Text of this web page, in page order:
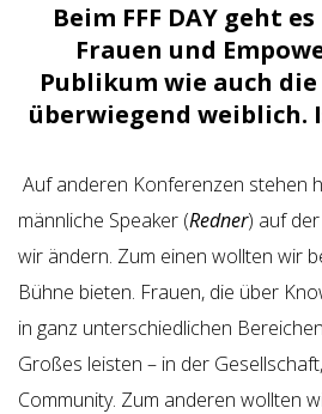
Beim FFF DAY geht
Frauen und
Publikum wie auch
überwiegend weiblich.
Auf anderen Konferenzen stehen
männliche Speaker (Redner) auf
wir ändern. Zum einen wollten wir
Bühne bieten. Frauen, die über
in ganz unterschiedlichen
Großes leisten – in der
Community. Zum anderen wollten